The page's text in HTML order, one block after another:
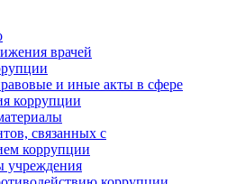
врачей
и иные акты в сфере
коррупции
связанных с
коррупции
учреждения